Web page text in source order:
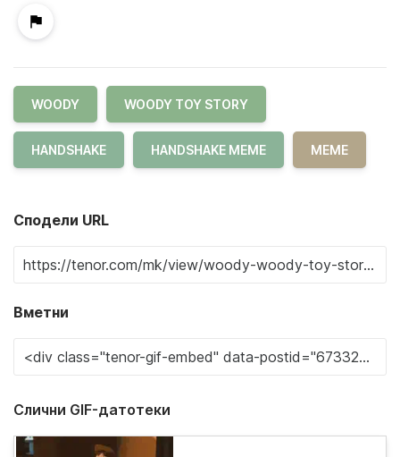
WOODY WOODY TOY STORY
HANDSHAKE HANDSHAKE MEME MEME
Сподели URL
Вметни
Слични GIF-датотеки